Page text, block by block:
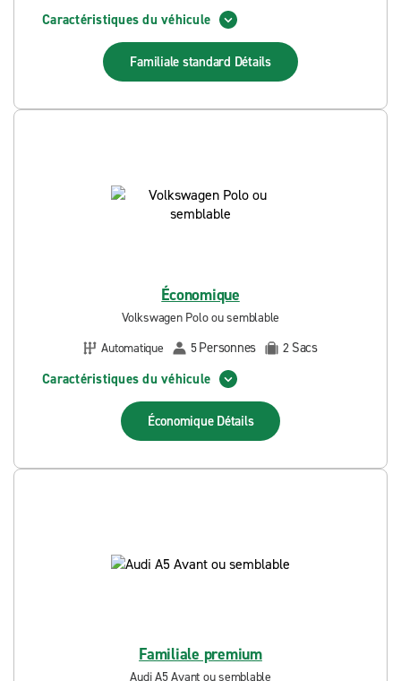
Caractéristiques du véhicule
Familiale standard Détails
Économique
Volkswagen Polo ou semblable
Automatique
5Personnes 2 Sacs
Caractéristiques du véhicule
Économique Détails
Familiale premium
Audi A5 Avant ou semblable